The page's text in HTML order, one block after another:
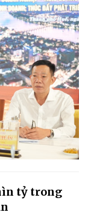
tỷ trong